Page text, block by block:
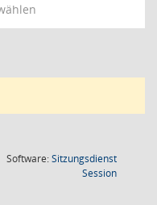
Software:Sitzungsdienst
Session(Wird in